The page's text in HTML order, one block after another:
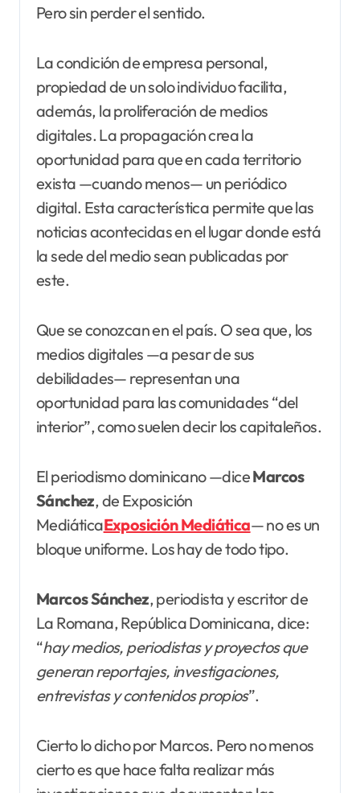
Pero sin perder el sentido.
La condición de empresa personal,
propiedad de un solo individuo facilita,
además, la proliferación de medios
digitales. La propagación crea la
oportunidad para que en cada territorio
exista —cuando menos— un periódico
digital. Esta característica permite que las
noticias acontecidas en el lugar donde está
la sede del medio sean publicadas por
este.
Que se conozcan en el país. O sea que, los
medios digitales —a pesar de sus
debilidades— representan una
oportunidad para las comunidades “del
interior”, como suelen decir los capitaleños.
El periodismo dominicano —diceMarcos
Sánchez, de Exposición
MediáticaExposición Mediática— no es un
bloque uniforme. Los hay de todo tipo.
Marcos Sánchez, periodista y escritor de
La Romana, República Dominicana, dice:
“hay medios, periodistas y proyectos que
generan reportajes, investigaciones,
entrevistas y contenidos propios”.
Cierto lo dicho por Marcos. Pero no menos
cierto es que hace falta realizar más